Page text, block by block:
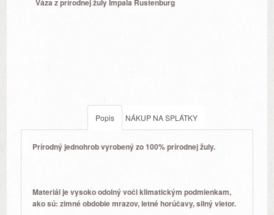
Váza z prírodnej žulyImpala Rustenburg
Popis NÁKUP NA SPLÁTKY
Prírodný jednohrobvyrobený zo100% prírodnej žuly.
Materiál je vysoko odolný voči klimatickým podmienkam,
ako sú: zimné obdobie mrazov, letné horúčavy, silný vietor.